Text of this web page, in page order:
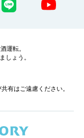
運転。
しょう。
有はご遠慮ください。